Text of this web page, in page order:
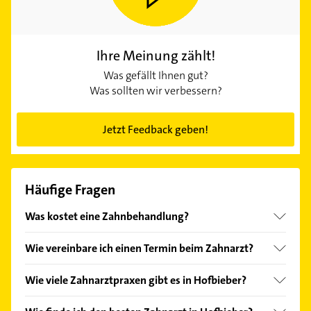
Ihre Meinung zählt!
Was gefällt Ihnen gut?
Was sollten wir verbessern?
Jetzt Feedback geben!
Häufige Fragen
Was kostet eine Zahnbehandlung?
bestmögliche Behandlung an. Die Kosten können
Leistung. Für eine Zahnreinigung zahlen Sie im
Wie vereinbare ich einen Termin beim Zahnarzt?
besten per Telefon. Viele Praxen bieten auch eine
Wie viele Zahnarztpraxen gibt es in Hofbieber?